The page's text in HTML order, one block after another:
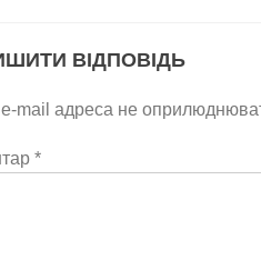
ВІДПОВІДЬ
mail адреса не
*